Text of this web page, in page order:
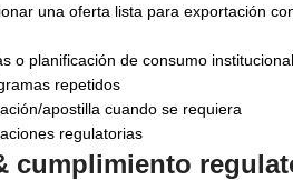
una oferta lista para exportación
o planificación de consumo institucional
repetidos
apostilla cuando se requiera
regulatorias
cumplimiento